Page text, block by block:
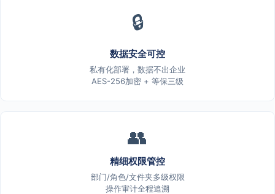
🔒
数据安全可控
私有化部署，数据不出企业
AES-256加密 + 等保三级
👥
精细权限管控
部门/角色/文件夹多级权限
操作审计全程追溯